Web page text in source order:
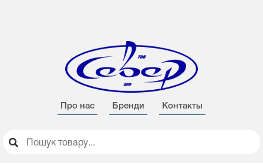
Про нас Бренди Контакты